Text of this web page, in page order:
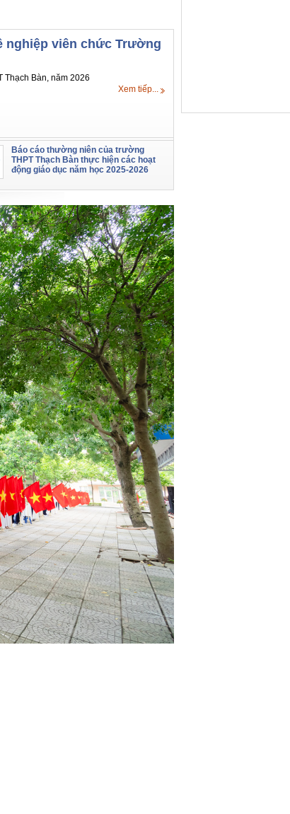
nghiệp viên chức Trường
Thạch Bàn, năm 2026
Xem tiếp...
Báo cáo thường niên của trường
THPT Thạch Bàn thực hiện các hoạt
động giáo dục năm học 2025-2026